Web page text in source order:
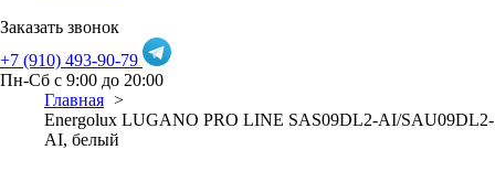
Заказать звонок
+7 (910) 493-90-79
Пн-Сб с 9:00 до 20:00
Главная
Energolux LUGANO PRO LINE SAS09DL2-AI/SAU09DL2-
AI, белый